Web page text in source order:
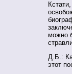
можно
Д.Б.:
этот